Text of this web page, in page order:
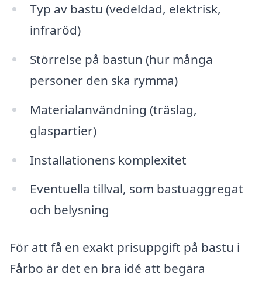
Typ av bastu (vedeldad, elektrisk,
infraröd)
Störrelse på bastun (hur många
personer den ska rymma)
Materialanvändning (träslag,
glaspartier)
Installationens komplexitet
Eventuella tillval, som bastuaggregat
och belysning
För att få en exakt prisuppgift på bastu i
Fårbo är det en bra idé att begära